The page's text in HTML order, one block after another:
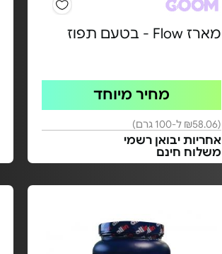
מארז Flow - בטעם תפוז
מחיר מיוחד
(₪58.06 ל-100 גרם)
אחריות יבואן רשמי
משלוח חינם